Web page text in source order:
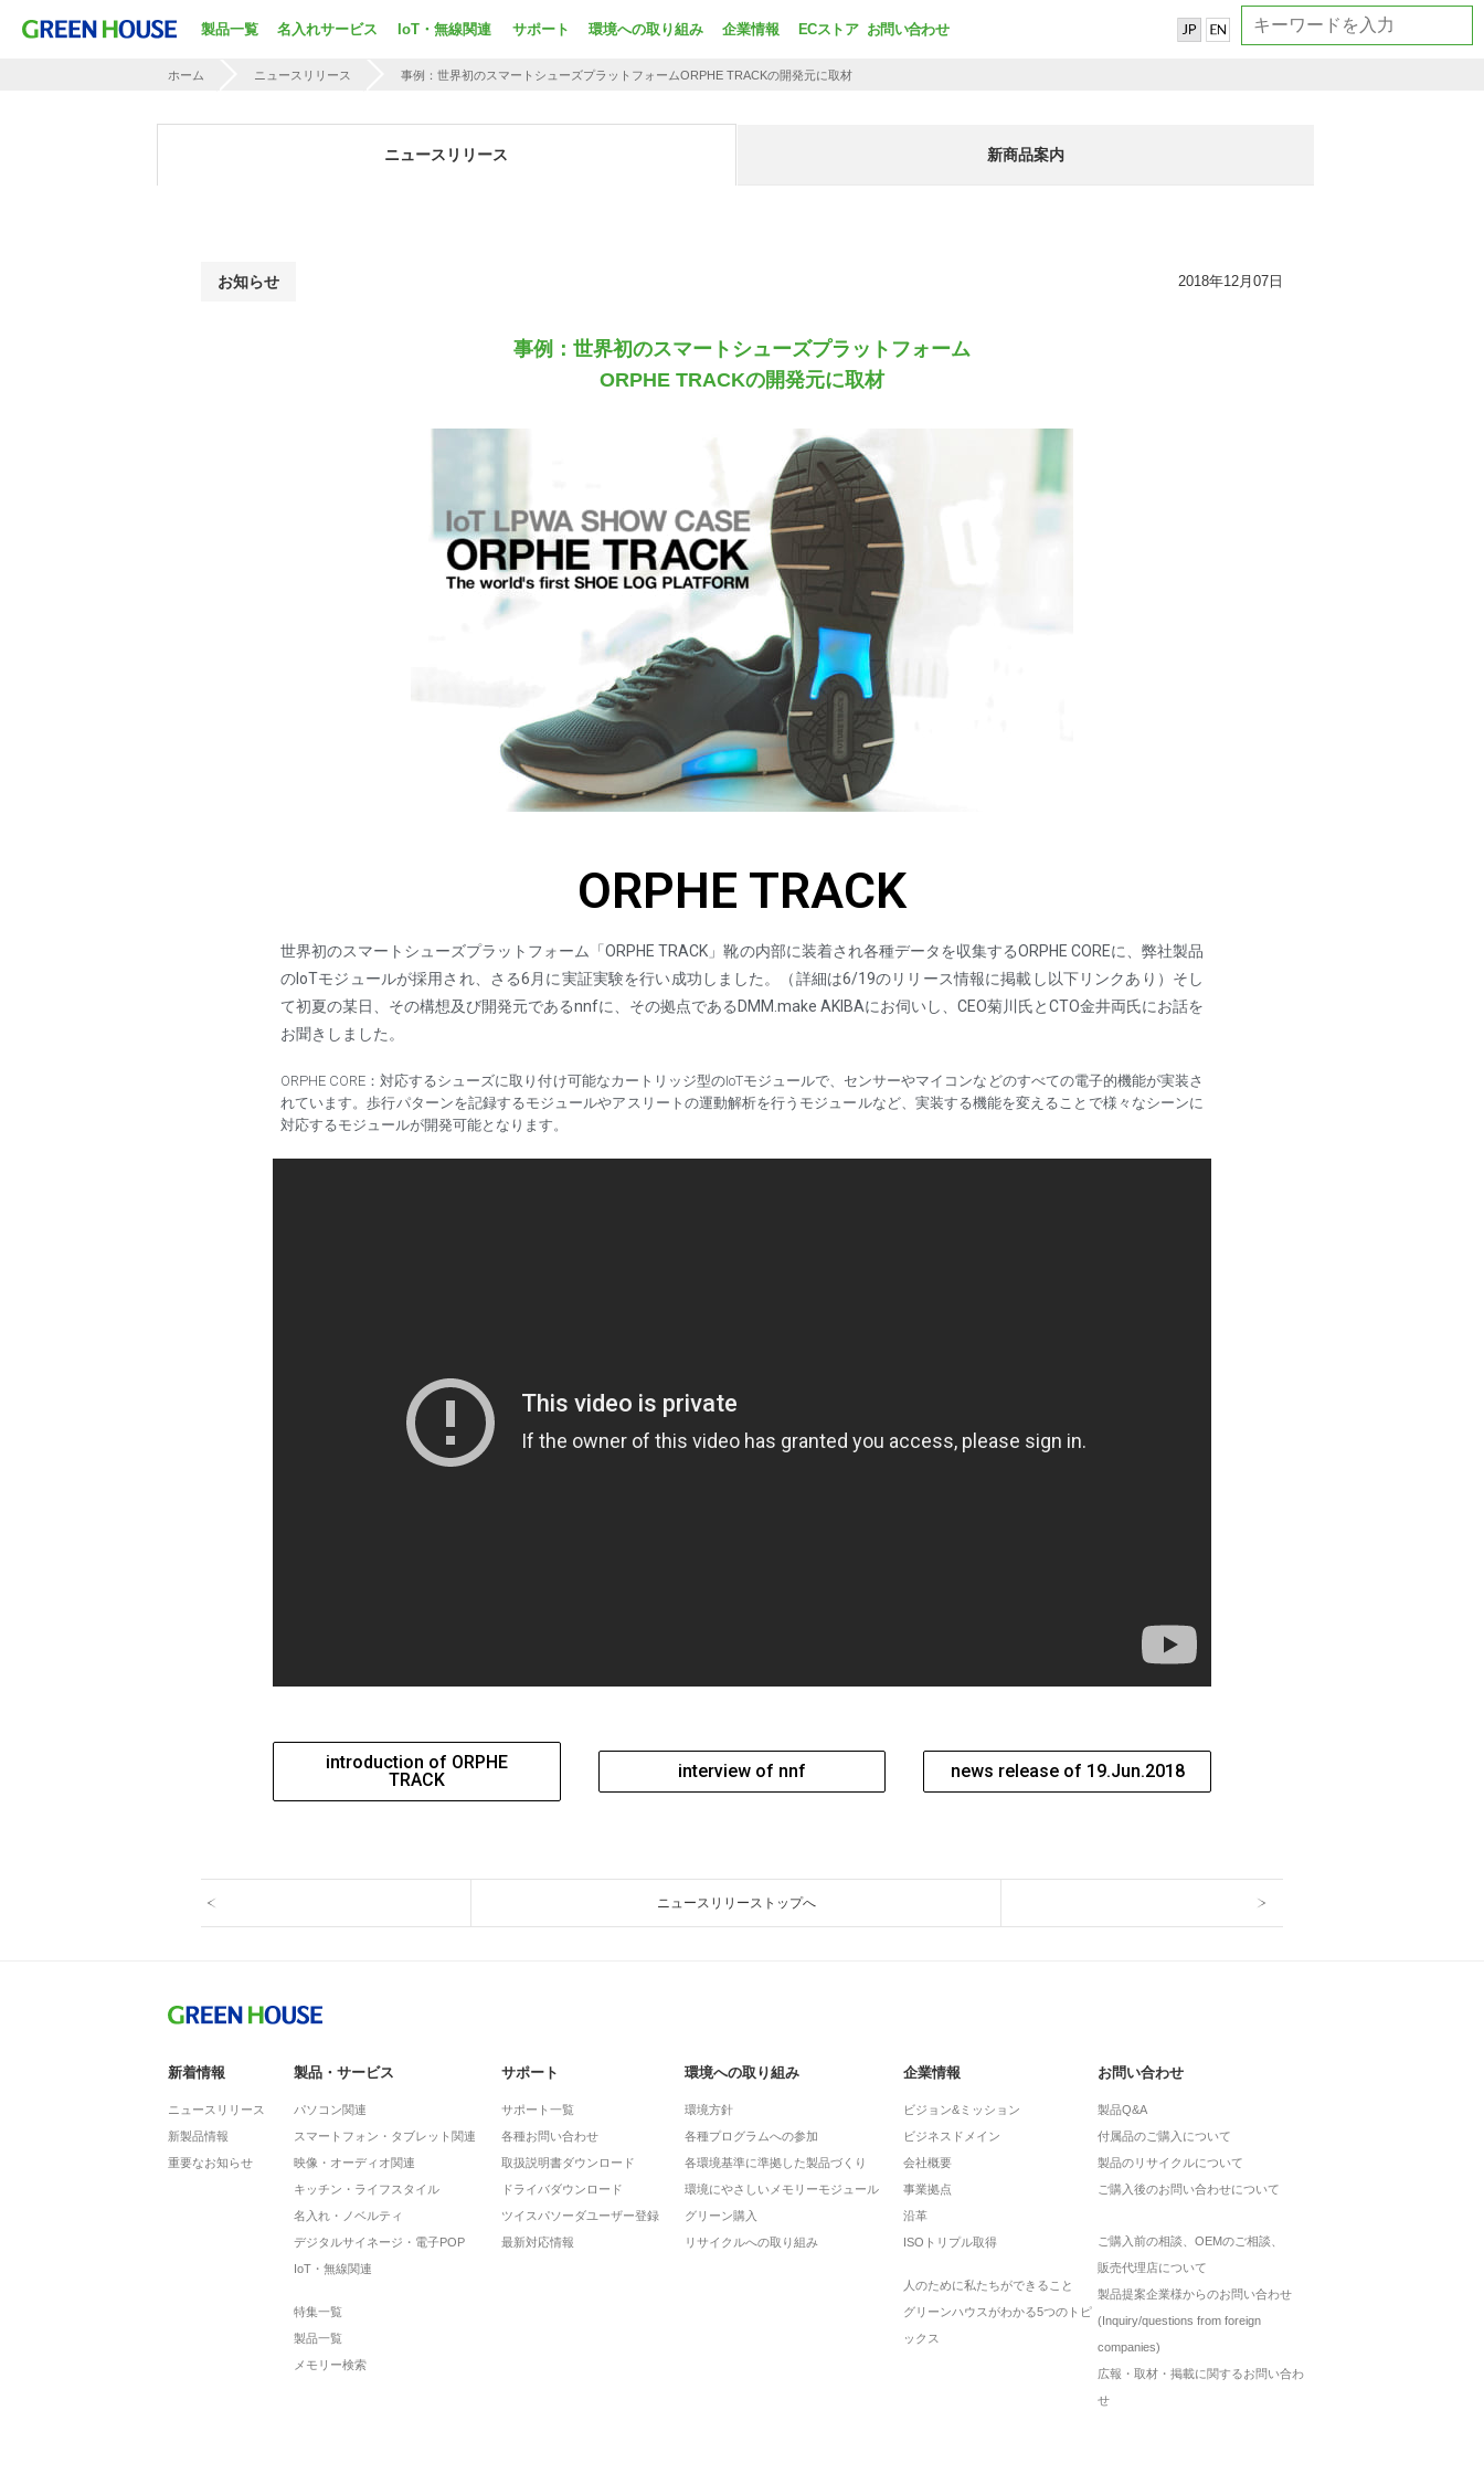
製品一覧 名入れサービス IoT・無線関連 サポート 環境への取り組み 企業情報 ECストア お問い合わせ
ホーム ニュースリリース 事例：世界初のスマートシューズプラットフォームORPHE TRACKの開発元に取材
ニュースリリース 新商品案内
お知らせ 2018年12月07日
事例：世界初のスマートシューズプラットフォーム
ORPHE TRACKの開発元に取材
ORPHE TRACK
世界初のスマートシューズプラットフォーム「ORPHE TRACK」靴の内部に装着され各種データを収集するORPHE COREに、弊社製品
のIoTモジュールが採用され、さる6月に実証実験を行い成功しました。（詳細は6/19のリリース情報に掲載し以下リンクあり）そし
て初夏の某日、その構想及び開発元であるnnfに、その拠点であるDMM.make AKIBAにお伺いし、CEO菊川氏とCTO金井両氏にお話を
お聞きしました。
ORPHE CORE：対応するシューズに取り付け可能なカートリッジ型のIoTモジュールで、センサーやマイコンなどのすべての電子的機能が実装さ
れています。歩行パターンを記録するモジュールやアスリートの運動解析を行うモジュールなど、実装する機能を変えることで様々なシーンに
対応するモジュールが開発可能となります。
introduction of ORPHE
TRACK
interview of nnf news release of 19.Jun.2018
ニュースリリーストップへ
新着情報
ニュースリリース
新製品情報
重要なお知らせ
製品・サービス
パソコン関連
スマートフォン・タブレット関連
映像・オーディオ関連
キッチン・ライフスタイル
名入れ・ノベルティ
デジタルサイネージ・電子POP
IoT・無線関連
特集一覧
製品一覧
メモリー検索
サポート
サポート一覧
各種お問い合わせ
取扱説明書ダウンロード
ドライバダウンロード
ツイスパソーダユーザー登録
最新対応情報
環境への取り組み
環境方針
各種プログラムへの参加
各環境基準に準拠した製品づくり
環境にやさしいメモリーモジュール
グリーン購入
リサイクルへの取り組み
企業情報
ビジョン&ミッション
ビジネスドメイン
会社概要
事業拠点
沿革
ISOトリプル取得
人のために私たちができること
グリーンハウスがわかる5つのトピ
ックス
お問い合わせ
製品Q&A
付属品のご購入について
製品のリサイクルについて
ご購入後のお問い合わせについて
ご購入前の相談、OEMのご相談、
販売代理店について
製品提案企業様からのお問い合わせ
(Inquiry/questions from foreign
companies)
広報・取材・掲載に関するお問い合わ
せ